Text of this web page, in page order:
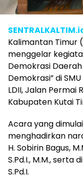
Kalimantan Timur
menggelar
Demokrasi
Demokrasi” di
LDII, Jalan Permai
Kabupaten Kutai
Acara yang
menghadirkan
H. Sobirin Bagus,
S.Pd.I., M.M.,
S.Pd.I.